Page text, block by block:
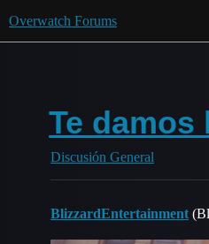
Overwatch Forums
Te damos
Discusión General
BlizzardEntertainment